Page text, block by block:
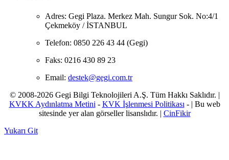
Adres: Gegi Plaza. Merkez Mah. Sungur Sok. No:4/1
Çekmeköy / İSTANBUL
Telefon: 0850 226 43 44 (Gegi)
Faks: 0216 430 89 23
Email: destek@gegi.com.tr
© 2008-2026 Gegi Bilgi Teknolojileri A.Ş. Tüm Hakkı Saklıdır. |
KVKK Aydınlatma Metini - KVK İşlenmesi Politikası - | Bu web
sitesinde yer alan görseller lisanslıdır. | CinFikir
Yukarı Git